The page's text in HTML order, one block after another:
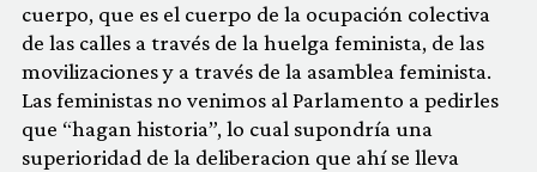
cuerpo, que es el cuerpo de la ocupación colectiva
de las calles a través de la huelga feminista, de las
movilizaciones y a través de la asamblea feminista.
Las feministas no venimos al Parlamento a pedirles
que “hagan historia”, lo cual supondría una
superioridad de la deliberacion que ahí se lleva